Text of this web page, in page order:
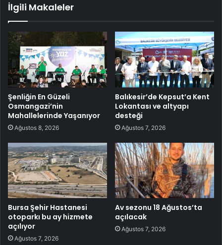
İlgili Makaleler
Şenliğin En Güzeli
Osmangazi’nin
Mahallelerinde Yaşanıyor
Ağustos 8, 2026
Balıkesir’de Kepsut’a Kent
Lokantası ve altyapı
desteği
Ağustos 7, 2026
Bursa Şehir Hastanesi
otoparkı bu ay hizmete
açılıyor
Ağustos 7, 2026
Av sezonu 18 Ağustos’ta
açılacak
Ağustos 7, 2026